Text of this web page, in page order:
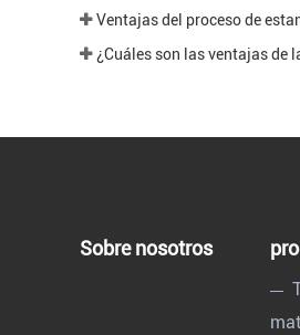
Ventajas del proceso de
Sobre nosotros